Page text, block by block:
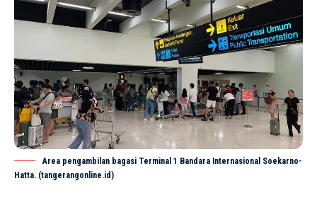
Area pengambilan bagasi Terminal 1 Bandara Internasional Soekarno-
Hatta. (tangerangonline.id)